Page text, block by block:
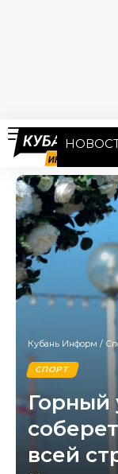
Кубань Информ /
СПОРТ
Горный
всей